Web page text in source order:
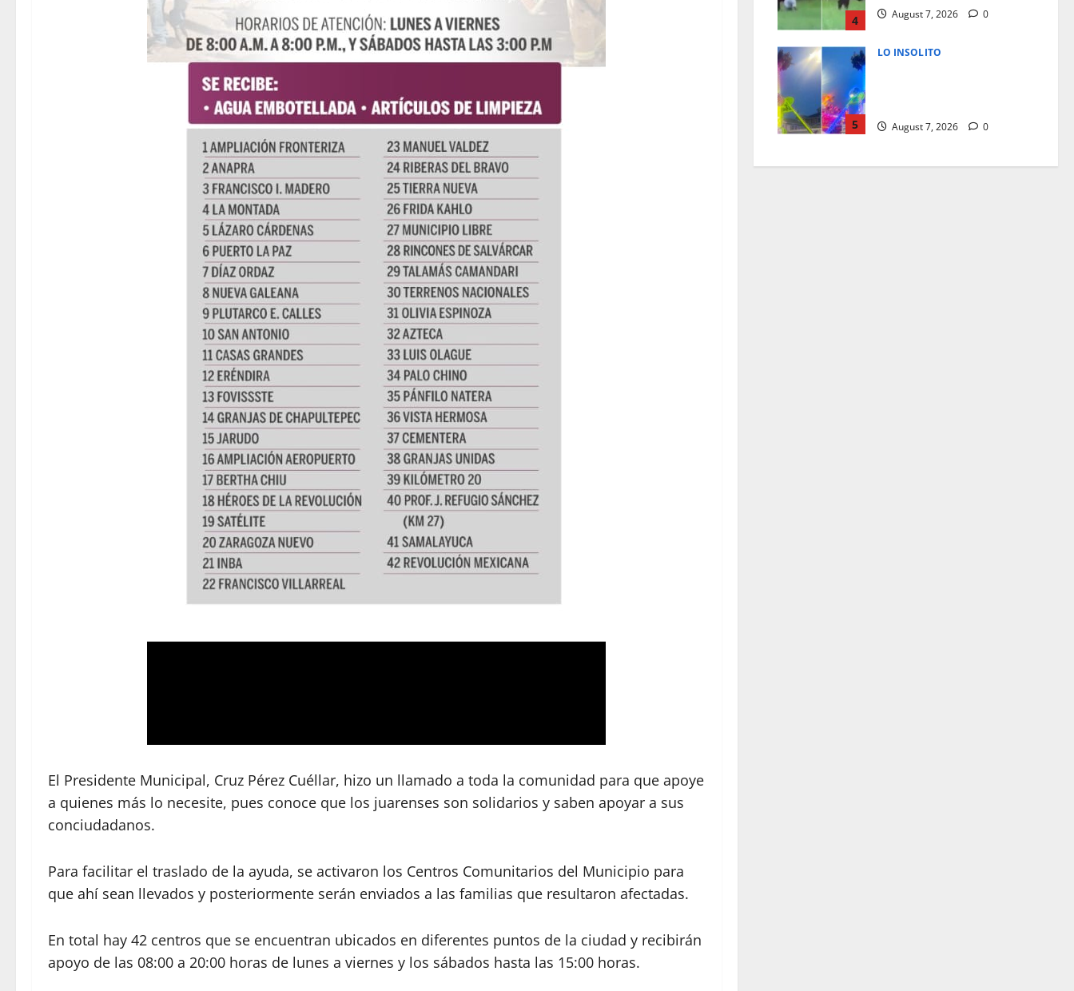
El Presidente Municipal, Cruz Pérez Cuéllar, hizo un llamado a toda la comunidad para que apoye
a quienes más lo necesite, pues conoce que los juarenses son solidarios y saben apoyar a sus
conciudadanos.
Para facilitar el traslado de la ayuda, se activaron los Centros Comunitarios del Municipio para
que ahí sean llevados y posteriormente serán enviados a las familias que resultaron afectadas.
En total hay 42 centros que se encuentran ubicados en diferentes puntos de la ciudad y recibirán
apoyo de las 08:00 a 20:00 horas de lunes a viernes y los sábados hasta las 15:00 horas.
4 August 7, 2026 0
5
LO INSOLITO
August 7, 2026 0